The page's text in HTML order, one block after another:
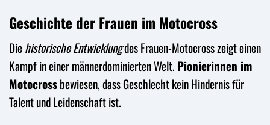
Geschichte der Frauen im Motocross
Diehistorische Entwicklungdes Frauen-Motocross zeigt einen
Kampf in einer männerdominierten Welt. Pionierinnen im
Motocrossbewiesen, dass Geschlecht kein Hindernis für
Talent und Leidenschaft ist.